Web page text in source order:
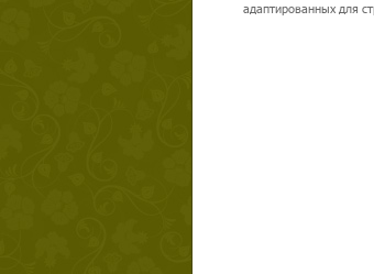
адаптированных для